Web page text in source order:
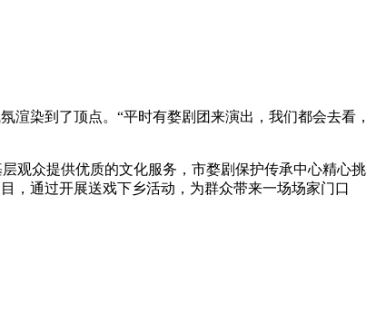
染到了顶点。“平时有婺剧团来演出，我们都会去看，
观众提供优质的文化服务，市婺剧保护传承中心精心挑
，通过开展送戏下乡活动，为群众带来一场场家门口